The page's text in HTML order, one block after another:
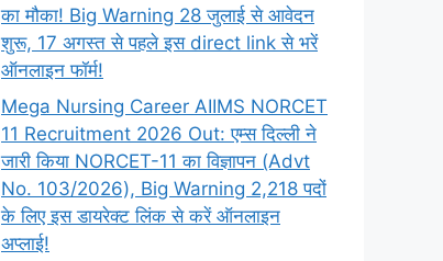
का मौका! Big Warning 28 जुलाई से आवेदन
शुरू, 17 अगस्त से पहले इस direct link से भरें
ऑनलाइन फॉर्म!
Mega Nursing Career AIIMS NORCET
11 Recruitment 2026 Out: एम्स दिल्ली ने
जारी किया NORCET-11 का विज्ञापन (Advt
No. 103/2026), Big Warning 2,218 पदों
के लिए इस डायरेक्ट लिंक से करें ऑनलाइन
अप्लाई!